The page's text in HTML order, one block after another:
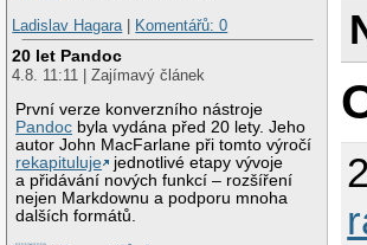
Ladislav Hagara | Komentářů: 0
20 let Pandoc
4.8. 11:11 | Zajímavý článek
První verze konverzního nástroje
Pandoc byla vydána před 20 lety. Jeho
autor John MacFarlane při tomto výročí
rekapituluje
jednotlivé etapy vývoje
a přidávání nových funkcí – rozšíření
nejen Markdownu a podporu mnoha
dalších formátů.